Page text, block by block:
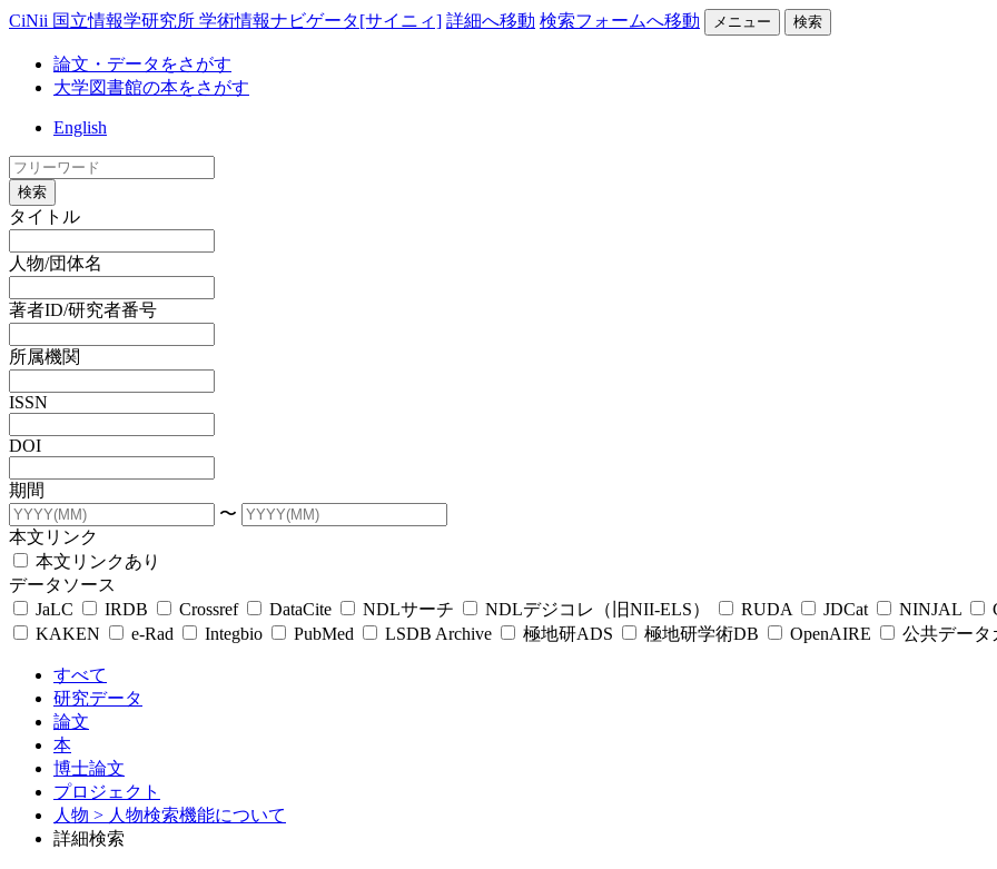
CiNii 国立情報学研究所 学術情報ナビゲータ[サイニィ] 詳細へ移動 検索フォームへ移動 メニュー 検索
論文・データをさがす
大学図書館の本をさがす
English
検索
タイトル
人物/団体名
著者ID/研究者番号
所属機関
ISSN
DOI
期間
〜
本文リンク
本文リンクあり
データソース
JaLC
IRDB Crossref DataCite NDLサーチ NDLデジコレ（旧NII-ELS） RUDA JDCat NINJAL
KAKEN
e-Rad Integbio PubMed LSDB Archive 極地研ADS 極地研学術DB OpenAIRE 公共データ
すべて
研究データ
論文
本
博士論文
プロジェクト
人物 > 人物検索機能について
詳細検索